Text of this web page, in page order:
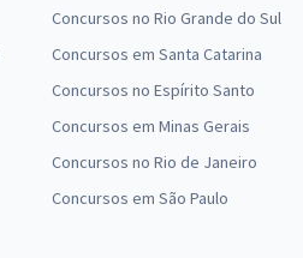
Concursos no Rio Grande do Sul
Concursos em Santa Catarina
Concursos no Espírito Santo
Concursos em Minas Gerais
Concursos no Rio de Janeiro
Concursos em São Paulo